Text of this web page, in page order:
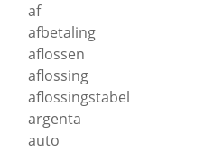
af
afbetaling
aflossen
aflossing
aflossingstabel
argenta
auto